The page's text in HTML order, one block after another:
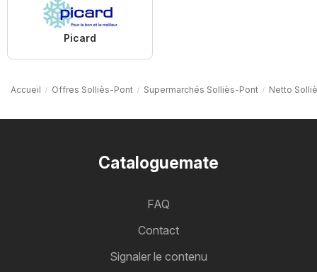
Picard
Accueil Offres Solliès-Pont Supermarchés Solliès-Pont Netto
Cataloguemate
FAQ
Contact
Signaler le contenu